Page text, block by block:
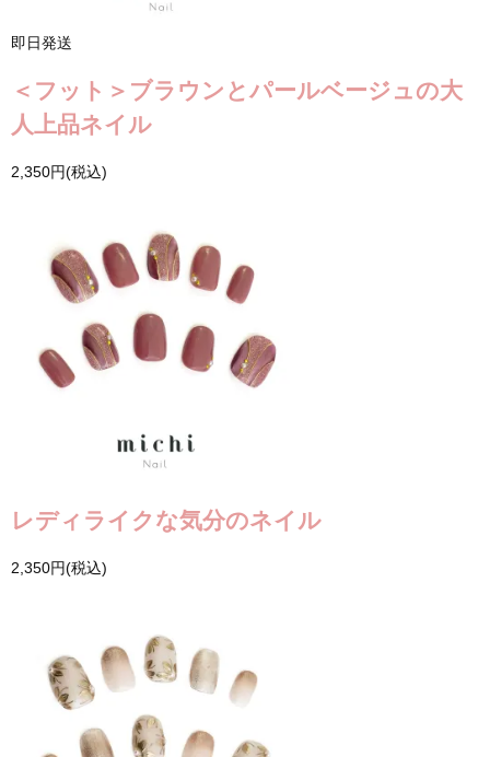
即日発送
＜フット＞ブラウンとパールベージュの大
人上品ネイル
2,350円(税込)
レディライクな気分のネイル
2,350円(税込)